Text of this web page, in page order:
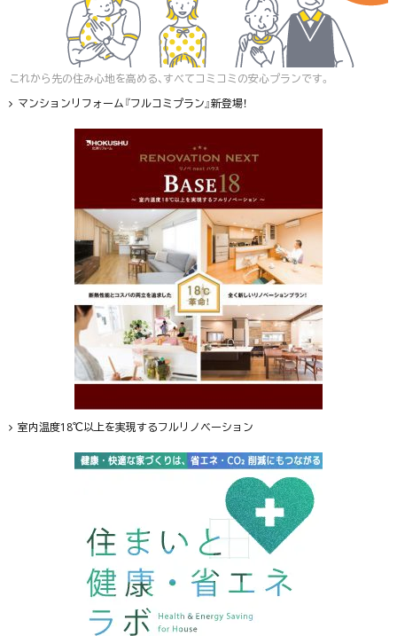
これから先の住み心地を高める、すべてコミコミの安心プランです。
マンションリフォーム『フルコミプラン』新登場！
室内温度18℃以上を実現するフルリノベーション